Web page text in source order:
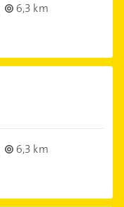
6,3 km
6,3 km